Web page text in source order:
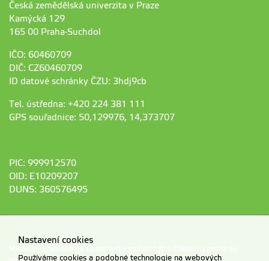
Česká zemědělská univerzita v Praze
Kamýcká 129
165 00 Praha-Suchdol
IČO: 60460709
DIČ: CZ60460709
ID datové schránky ČZU: 3hdj9cb
Tel. ústředna: +420 224 381 111
GPS souřadnice: 50,129976, 14,373707
PIC: 999912570
OID: E10209207
DUNS: 360576495
Nastavení cookies
Používáme cookies a podobné technologie na webových